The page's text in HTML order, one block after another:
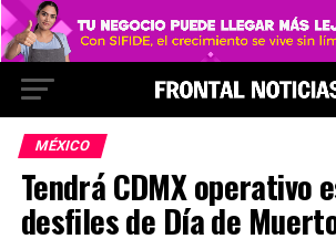
MÉXICO
Tendrá CDMX operativo
desfiles de Día de